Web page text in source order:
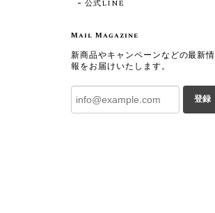
公式LINE
Mail Magazine
新商品やキャンペーンなどの最新情
報をお届けいたします。
登録